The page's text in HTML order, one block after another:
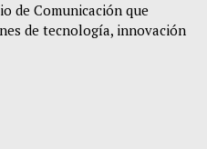
de Comunicación que
de tecnología, innovación